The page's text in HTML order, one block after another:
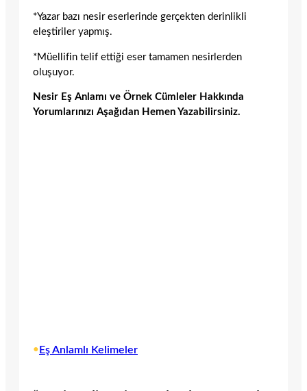
*Yazar bazı nesir eserlerinde gerçekten derinlikli
eleştiriler yapmış.
*Müellifin telif ettiği eser tamamen nesirlerden
oluşuyor.
Nesir Eş Anlamı ve Örnek Cümleler Hakkında
Yorumlarınızı Aşağıdan Hemen Yazabilirsiniz.
• Eş Anlamlı Kelimeler